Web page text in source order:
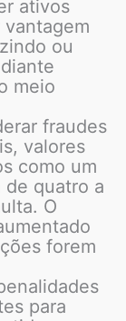
ativos
ou
meio
fraudes
valores
como um
quatro a
O
forem
para